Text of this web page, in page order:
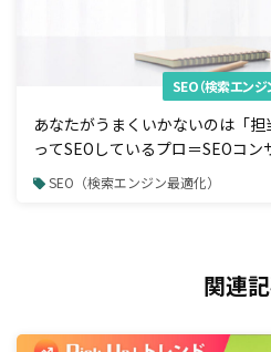
SEO（検索エンジ
あなたがうまくいかないのは「
ってSEOしているプロ＝SEOコン
SEO（検索エンジン最適化）
関連